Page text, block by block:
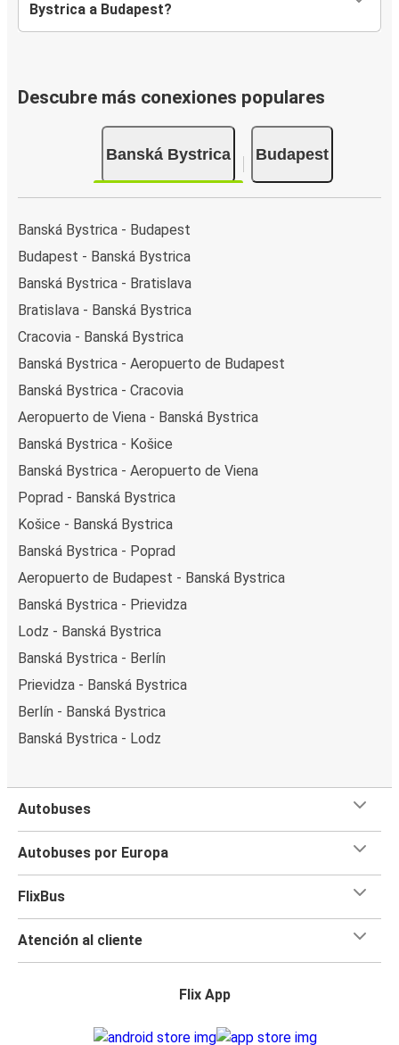
Bystrica a Budapest?
Descubre más conexiones populares
Banská Bystrica Budapest
Banská Bystrica - Budapest
Budapest - Banská Bystrica
Banská Bystrica - Bratislava
Bratislava - Banská Bystrica
Cracovia - Banská Bystrica
Banská Bystrica - Aeropuerto de Budapest
Banská Bystrica - Cracovia
Aeropuerto de Viena - Banská Bystrica
Banská Bystrica - Košice
Banská Bystrica - Aeropuerto de Viena
Poprad - Banská Bystrica
Košice - Banská Bystrica
Banská Bystrica - Poprad
Aeropuerto de Budapest - Banská Bystrica
Banská Bystrica - Prievidza
Lodz - Banská Bystrica
Banská Bystrica - Berlín
Prievidza - Banská Bystrica
Berlín - Banská Bystrica
Banská Bystrica - Lodz
Autobuses
Autobuses por Europa
FlixBus
Atención al cliente
Flix App